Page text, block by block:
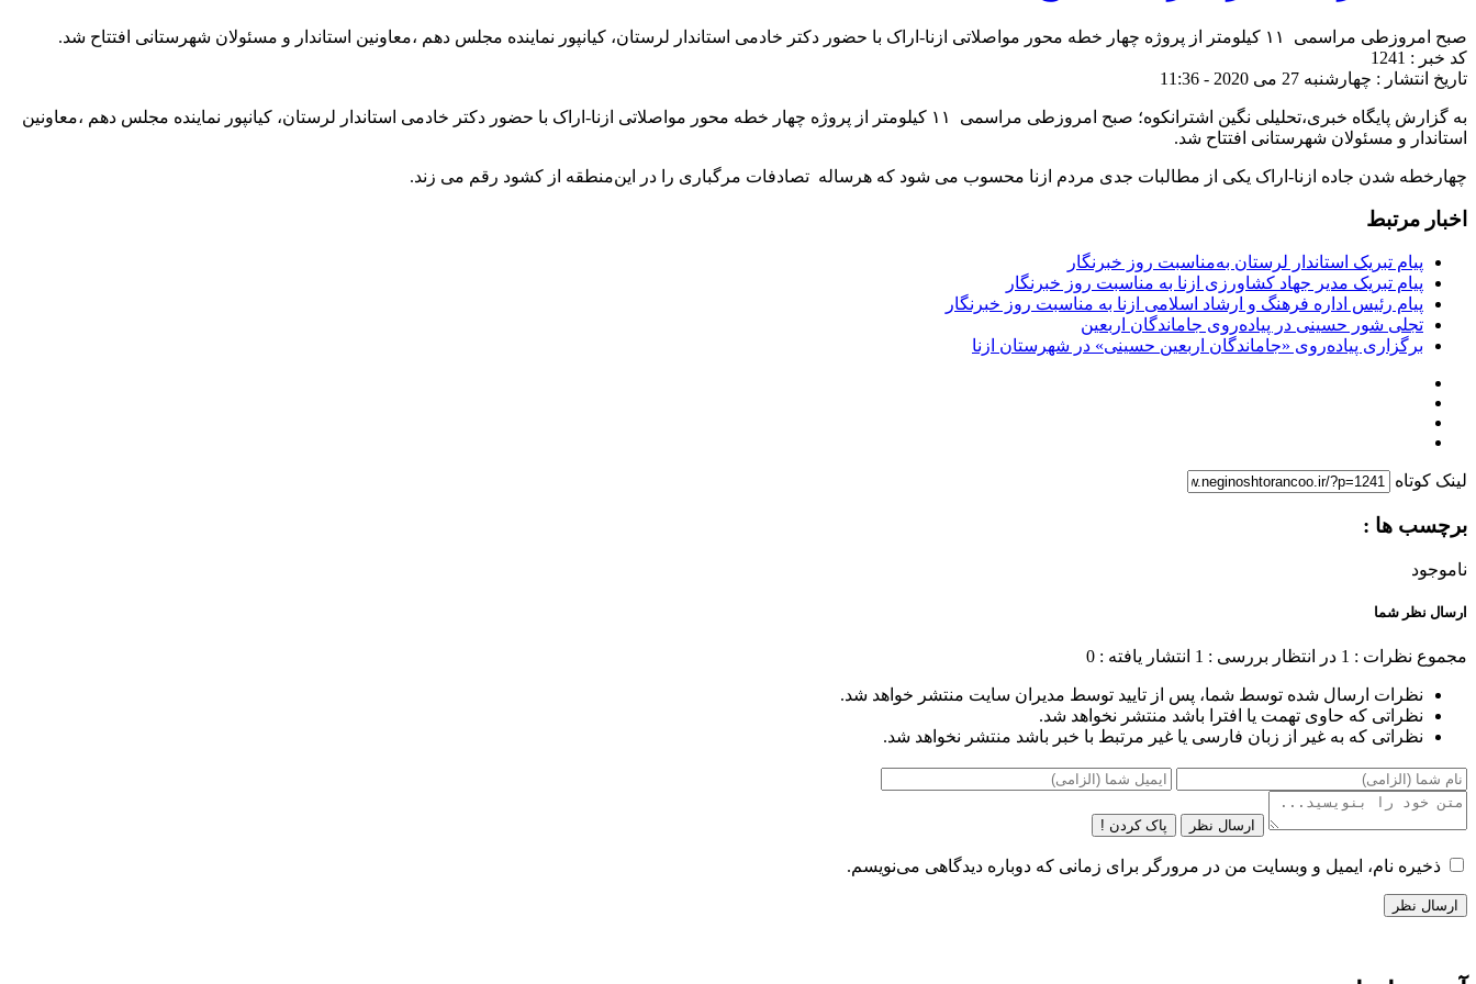
صبح امروزطی مراسمی ۱۱ کیلومتر از پروژه چهار خطه محور مواصلاتی ازنا-اراک با حضور دکتر خادمی استاندار لرستان، کیانپور نماینده مجلس دهم ،معاونین استاندار و مسئولان شهرستانی افتتاح شد.
کد خبر : 1241
تاریخ انتشار : چهارشنبه 27 می 2020 - 11:36
به گزارش پایگاه خبری،تحلیلی نگین اشترانکوه؛ صبح امروزطی مراسمی ۱۱ کیلومتر از پروژه چهار خطه محور مواصلاتی ازنا-اراک با حضور دکتر خادمی استاندار لرستان، کیانپور نماینده مجلس دهم ،معاونین
استاندار و مسئولان شهرستانی افتتاح شد.
چهارخطه شدن جاده ازنا-اراک یکی از مطالبات جدی مردم ازنا محسوب می شود که هرساله تصادفات مرگباری را در این‌منطقه از کشود رقم می زند.
اخبار مرتبط
پیام تبریک استاندار لرستان به‌مناسبت روز خبرنگار
پیام تبریک مدیر جهاد کشاورزی ازنا به مناسبت روز خبرنگار
پیام رئیس اداره فرهنگ و ارشاد اسلامی ازنا به مناسبت روز خبرنگار
تجلی شور حسینی در پیاده‌روی جاماندگان اربعین
برگزاری پیاده‌روی «جاماندگان اربعین حسینی» در شهرستان ازنا
لینک کوتاه
برچسب ها :
ناموجود
ارسال نظر شما
مجموع نظرات : 1 در انتظار بررسی : 1 انتشار یافته : 0
نظرات ارسال شده توسط شما، پس از تایید توسط مدیران سایت منتشر خواهد شد.
نظراتی که حاوی تهمت یا افترا باشد منتشر نخواهد شد.
نظراتی که به غیر از زبان فارسی یا غیر مرتبط با خبر باشد منتشر نخواهد شد.
ارسال نظر پاک کردن !
ذخیره نام، ایمیل و وبسایت من در مرورگر برای زمانی که دوباره دیدگاهی می‌نویسم.